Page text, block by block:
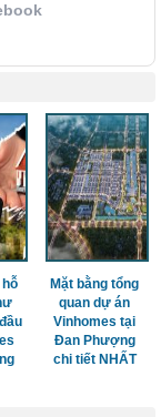
hỗ
Mặt bằng tổng
quan dự án
Vinhomes tại
Đan Phượng
chi tiết NHẤT